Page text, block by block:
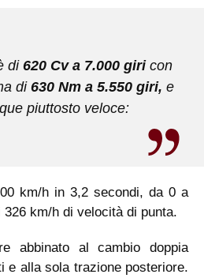
di 620 Cv a 7.000 giri con
di 630 Nm a 5.550 giri, e
piuttosto veloce:
km/h in 3,2 secondi, da 0 a
km/h di velocità di punta.
abbinato al cambio doppia
e alla sola trazione posteriore.